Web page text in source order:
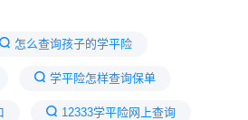
怎么查询孩子的学平险
学平险怎样查询保单
12333学平险网上查询